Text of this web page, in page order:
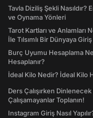
Tavla Diziliş Şekli Nasıldır?
ve Oynama Yönleri
Tarot Kartları ve Anlamları
İle Tılsımlı Bir Dünyaya Giriş
Burç Uyumu Hesaplama
Hesaplanır?
İdeal Kilo Nedir? İdeal Kilo
Ders Çalışırken
Çalışamayanlar Toplanın!
Instagram Giriş Nasıl